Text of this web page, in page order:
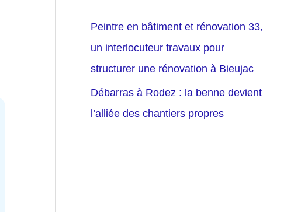
Peintre en bâtiment et rénovation 33,
un interlocuteur travaux pour
structurer une rénovation à Bieujac
Débarras à Rodez : la benne devient
l’alliée des chantiers propres